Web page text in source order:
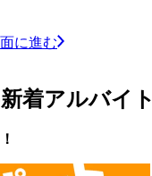
に進む
着アルバイト